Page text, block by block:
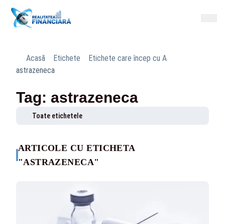
Acasă Etichete
Etichete care încep cu A
astrazeneca
Tag: astrazeneca
Toate etichetele
ARTICOLE CU ETICHETA
"ASTRAZENECA"